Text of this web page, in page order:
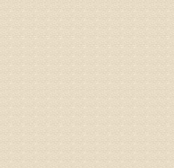
姓名：
病情描
液，同
病情描
专家回